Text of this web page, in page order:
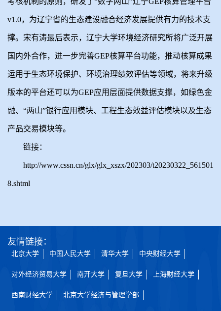
v1.0，为辽宁省的生态建设融合经济发展提供有力的技术支
撑。宋有涛最后表示，辽宁大学环境经济研究所将广泛开展
国内外合作，进一步完善GEP核算平台功能，推动核算成果
运用于生态环境保护、环境治理绩效评估等领域，将来升级
版本的平台还可以为GEP应用层面提供数据支撑，如绿色金
融、“两山”银行应用模块、工程生态效益评估模块以及生态
产品交易模块等。
链接：
http://www.cssn.cn/glx/glx_xszx/202303/t20230322_561501
8.shtml
友情链接：
北京大学 中国人民大学 清华大学 中央财经大学
对外经济贸易大学 南开大学 复旦大学 上海财经大学
西南财经大学 北京大学经济与管理学部